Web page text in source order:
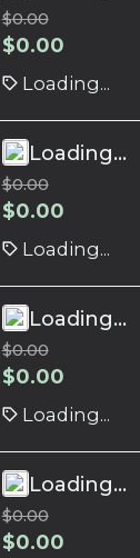
$0.00
$0.00
Loading...
Loading...
$0.00
$0.00
Loading...
Loading...
$0.00
$0.00
Loading...
Loading...
$0.00
$0.00